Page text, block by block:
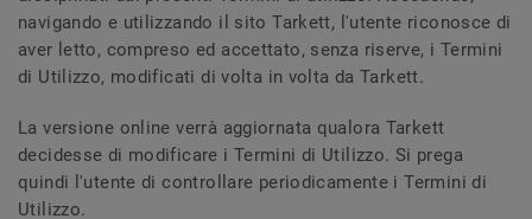
navigando e utilizzando il sito Tarkett, l'utente riconosce di
aver letto, compreso ed accettato, senza riserve, i Termini
di Utilizzo, modificati di volta in volta da Tarkett.
La versione online verrà aggiornata qualora Tarkett
decidesse di modificare i Termini di Utilizzo. Si prega
quindi l'utente di controllare periodicamente i Termini di
Utilizzo.